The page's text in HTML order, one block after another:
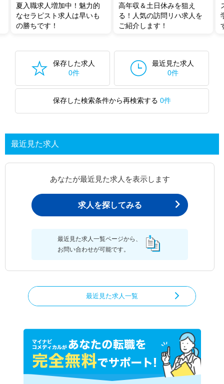
夏入職求人増加中！魅力的
なセラピスト求人は早いも
の勝ちです！
高年収＆土日休みを狙え
る！人気の訪問リハ求人を
ご紹介します！
保存した求人
0件
最近見た求人
0件
保存した検索条件から再検索する 0件
最近見た求人
あなたが最近見た求人を表示します
求人を探してみる
最近見た求人一覧ページから、
お問い合わせが可能です。
最近見た求人一覧